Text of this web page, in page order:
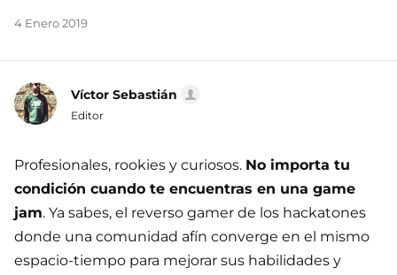
4 Enero 2019
Víctor Sebastián
Editor
Profesionales, rookies y curiosos. No importa tu
condición cuando te encuentras en una game
jam. Ya sabes, el reverso gamer de los hackatones
donde una comunidad afín converge en el mismo
espacio-tiempo para mejorar sus habilidades y